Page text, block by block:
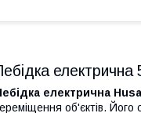
електрична
об'єктів. Його